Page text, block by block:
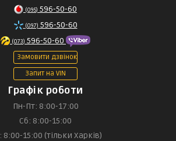
(095) 596-50-60
(097) 596-50-60
(073) 596-50-60
Замовити дзвінок
Запит на VIN
Графік роботи
Пн-Пт: 8:00-17:00
Сб: 8:00-15:00
8:00-15:00 (тільки Харків)